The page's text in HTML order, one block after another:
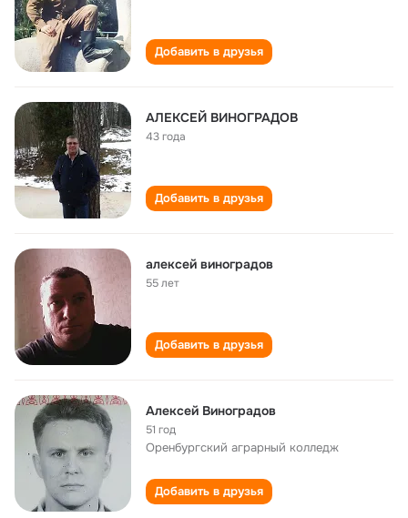
Добавить в друзья
АЛЕКСЕЙ ВИНОГРАДОВ
43 года
Добавить в друзья
алексей виноградов
55 лет
Добавить в друзья
Алексей Виноградов
51 год
Оренбургский аграрный колледж
Добавить в друзья